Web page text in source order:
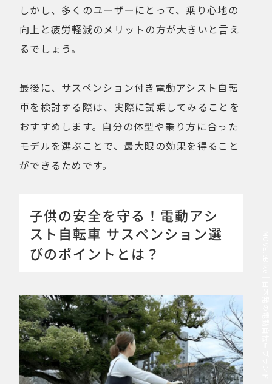
しかし、多くのユーザーにとって、乗り心地の
向上と疲労軽減のメリットの方が大きいと言え
るでしょう。
最後に、サスペンション付き電動アシスト自転
車を検討する際は、実際に試乗してみることを
おすすめします。自分の体型や乗り方に合った
モデルを選ぶことで、最大限の効果を得ること
ができるためです。
子供の安全を守る！電動アシ
スト自転車 サスペンション選
びのポイントとは？